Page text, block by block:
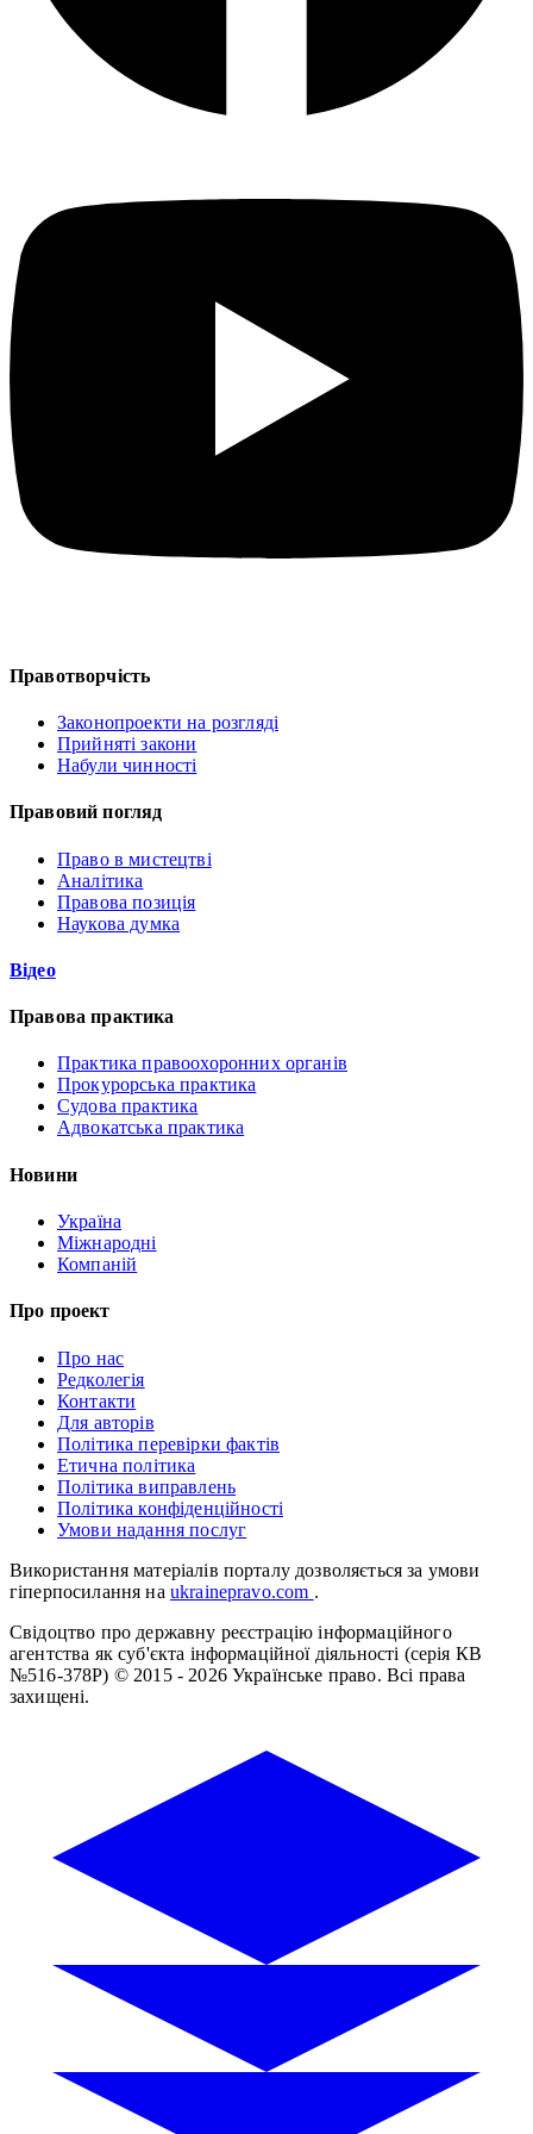
Правотворчість
Законопроекти на розгляді
Прийняті закони
Набули чинності
Правовий погляд
Право в мистецтві
Аналітика
Правова позиція
Наукова думка
Відео
Правова практика
Практика правоохоронних органів
Прокурорська практика
Судова практика
Адвокатська практика
Новини
Україна
Міжнародні
Компаній
Про проект
Про нас
Редколегія
Контакти
Для авторів
Політика перевірки фактів
Етична політика
Політика виправлень
Політика конфіденційності
Умови надання послуг
Використання матеріалів порталу дозволяється за умови
гіперпосилання на ukrainepravo.com .
Свідоцтво про державну реєстрацію інформаційного
агентства як суб'єкта інформаційної діяльності (серія КВ
№516-378Р) © 2015 - 2026 Українське право. Всі права
захищені.